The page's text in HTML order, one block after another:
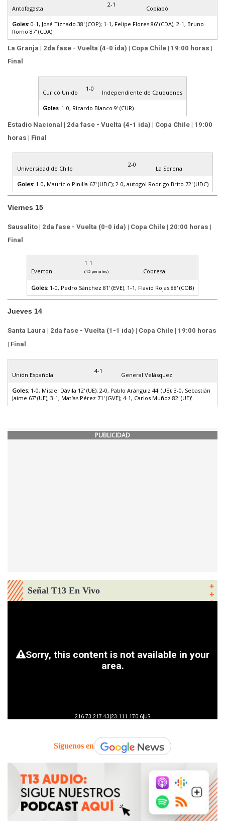
Antofagasta
2-1
Copiapó
Goles: 0-1, José Tiznado 38' (COP); 1-1, Felipe Flores 86' (CDA); 2-1, Bruno
Romo 87' (CDA)
La Granja | 2da fase - Vuelta (4-0 ida) | Copa Chile | 19:00 horas |
Final
Curicó Unido
1-0
Independiente de Cauquenes
Goles: 1-0, Ricardo Blanco 9' (CUR)
Estadio Nacional | 2da fase - Vuelta (4-1 ida) | Copa Chile | 19:00
horas | Final
Universidad de Chile
2-0
La Serena
Goles: 1-0, Mauricio Pinilla 67' (UDC); 2-0, autogol Rodrigo Brito 72' (UDC)
Viernes 15
Sausalito | 2da fase - Vuelta (0-0 ida) | Copa Chile | 20:00 horas |
Final
Everton
1-1
(4-5 penales) Cobresal
Goles: 1-0, Pedro Sánchez 81' (EVE); 1-1, Flavio Rojas 88' (COB)
Jueves 14
Santa Laura | 2da fase - Vuelta (1-1 ida) | Copa Chile | 19:00 horas
| Final
Unión Española
4-1
General Velásquez
Goles: 1-0, Misael Dávila 12' (UE); 2-0, Pablo Aránguiz 44' (UE); 3-0, Sebastián
Jaime 67' (UE); 3-1, Matías Pérez 71' (GVE); 4-1, Carlos Muñoz 82' (UE)'
PUBLICIDAD
Señal T13 En Vivo
Síguenos en